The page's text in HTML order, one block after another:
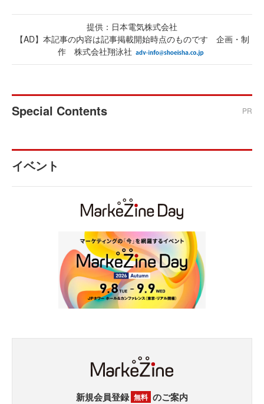
提供：日本電気株式会社
【AD】本記事の内容は記事掲載開始時点のものです 企画・制
作 株式会社翔泳社
Special Contents PR
イベント
新規会員登録 無料 のご案内